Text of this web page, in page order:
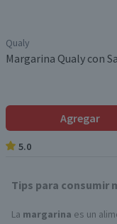
Qualy
Margarina Qualy con
Agregar
5.0
Tips para consumir
La margarina es un